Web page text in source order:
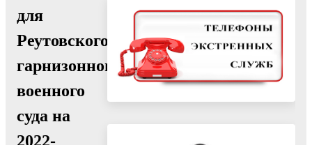
для
Реутовского
гарнизонного
военного
суда на
2022-